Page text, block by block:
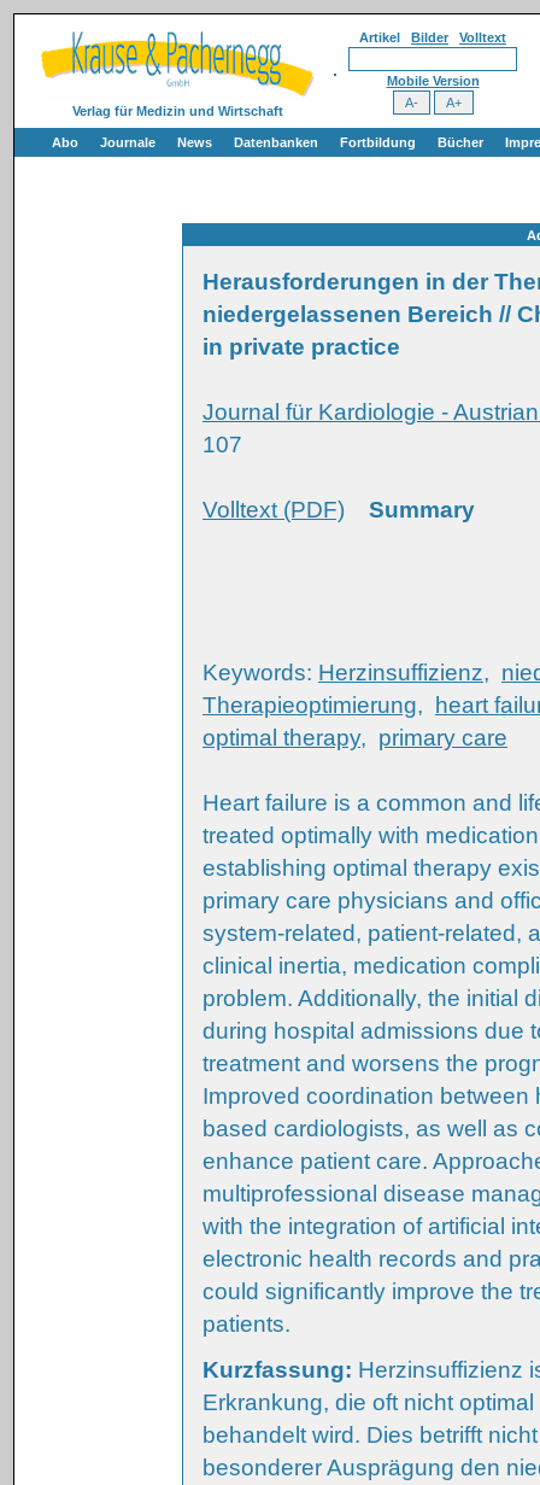
Verlag für Medizin und Wirtschaft
Artikel Bilder Volltext
Mobile Version
Abo Journale News Datenbanken Fortbildung Bücher
Herausforderungen in der
niedergelassenen Bereich //
in private practice
Journal für Kardiologie -
107
Volltext (PDF) Summary
Keywords: Herzinsuffizienz,
Therapieoptimierung,
heart
optimal therapy, primary care
Heart failure is a common and
treated optimally with
establishing optimal therapy
primary care physicians and
system-related, patient-related,
clinical inertia, medication
problem. Additionally, the initial
during hospital admissions due
treatment and worsens the
Improved coordination
based cardiologists, as well as
enhance patient care.
multiprofessional disease
with the integration of artificial
electronic health records and
could significantly improve the
patients.
Kurzfassung: Herzinsuffizienz
Erkrankung, die oft nicht
behandelt wird. Dies betrifft
besonderer Ausprägung den